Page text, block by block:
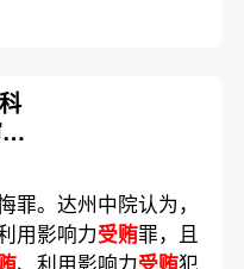
。达州中院认为，
用影响力受贿罪，且
、利用影响力受贿犯